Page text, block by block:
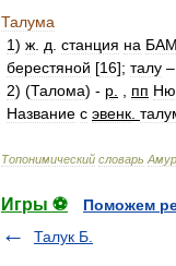
Талума
1) ж д станция на
берестяной [16]; талу –
2) (Талома) - р пп
Название с эвенк
Топонимический словарь
Игры ⚽
Поможем
Талук Б.